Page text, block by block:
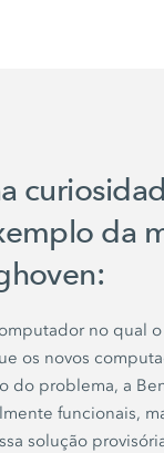
da
no qual
os novos
do problema, a
funcionais,
solução